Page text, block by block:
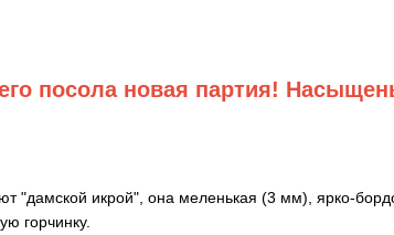
посола новая партия!
"дамской икрой", она меленькая (3 мм), ярко-
горчинку.